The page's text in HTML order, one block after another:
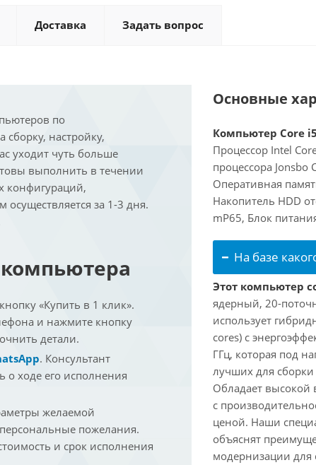
Доставка Задать вопрос
по
сборку, настройку,
уходит чуть больше
выполнить в течении
конфигураций,
за 1-3 дня.
компьютера
«Купить в 1 клик».
и нажмите кнопку
детали.
. Консультант
о ходе его исполнения
желаемой
пожелания.
и срок исполнения
Основные
Компьютер Core i5
Процессор Intel
процессора Jonsbo
Оперативная
Накопитель HDD
mP65, Блок
На базе
Этот компьютер
ядерный, 20-
использует
cores) с
ГГц, которая под
лучших для
Обладает высокой
с
ценой. Наши
объяснят
модернизации для